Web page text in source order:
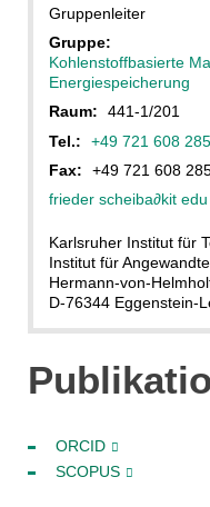
Gruppenleiter
Gruppe:
Kohlenstoffbasierte
Energiespeicherung
Raum:
441-1/201
Tel.:
+49 721 608
Fax:
+49 721 608
frieder scheiba∂kit edu
Karlsruher Institut für
Institut für
Hermann-von-
D-76344 Eggenstein-
ORCID
SCOPUS